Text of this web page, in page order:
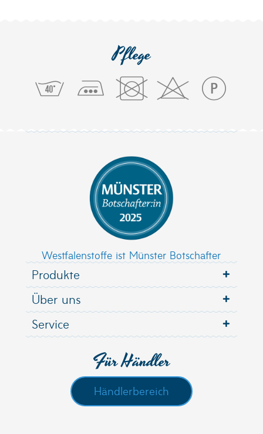
Pflege
Westfalenstoffe ist Münster Botschafter
Produkte
Über uns
Service
Für Händler
Händlerbereich